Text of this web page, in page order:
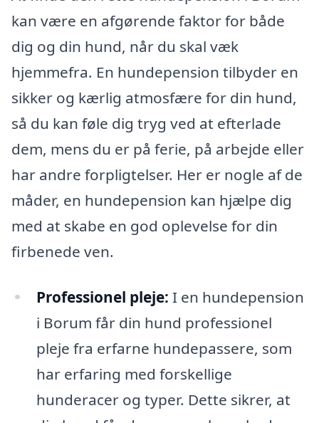
kan være en afgørende faktor for både
dig og din hund, når du skal væk
hjemmefra. En hundepension tilbyder en
sikker og kærlig atmosfære for din hund,
så du kan føle dig tryg ved at efterlade
dem, mens du er på ferie, på arbejde eller
har andre forpligtelser. Her er nogle af de
måder, en hundepension kan hjælpe dig
med at skabe en god oplevelse for din
firbenede ven.
Professionel pleje: I en hundepension
i Borum får din hund professionel
pleje fra erfarne hundepassere, som
har erfaring med forskellige
hunderacer og typer. Dette sikrer, at